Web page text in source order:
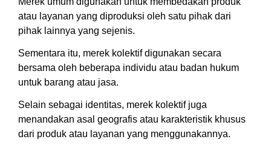
atau layanan yang diproduksi oleh satu pihak dari
pihak lainnya yang sejenis.
Sementara itu, merek kolektif digunakan secara
bersama oleh beberapa individu atau badan hukum
untuk barang atau jasa.
Selain sebagai identitas, merek kolektif juga
menandakan asal geografis atau karakteristik khusus
dari produk atau layanan yang menggunakannya.